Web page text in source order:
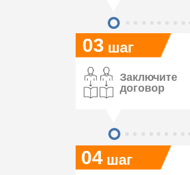
04
03 шаг
шаг
Заключите
договор